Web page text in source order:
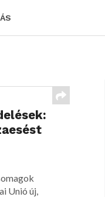
Unió új,